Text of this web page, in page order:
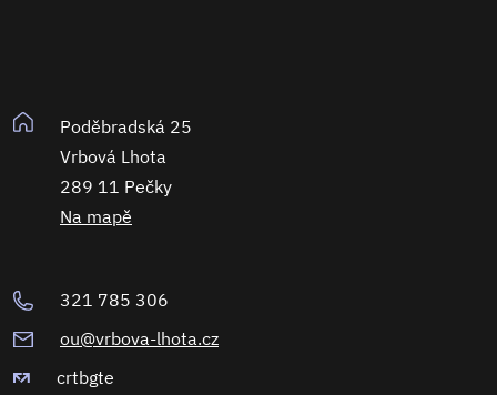
Poděbradská 25
Vrbová Lhota
289 11 Pečky
Na mapě
321 785 306
ou@vrbova-lhota.cz
crtbgte